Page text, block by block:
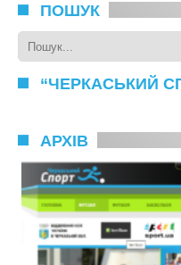
ПОШУК
“ЧЕРКАСЬКИЙ
АРХІВ